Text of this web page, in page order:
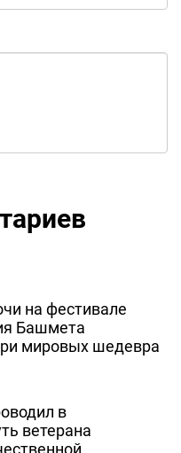
на фестивале
Башмета
мировых шедевра
в
ветерана